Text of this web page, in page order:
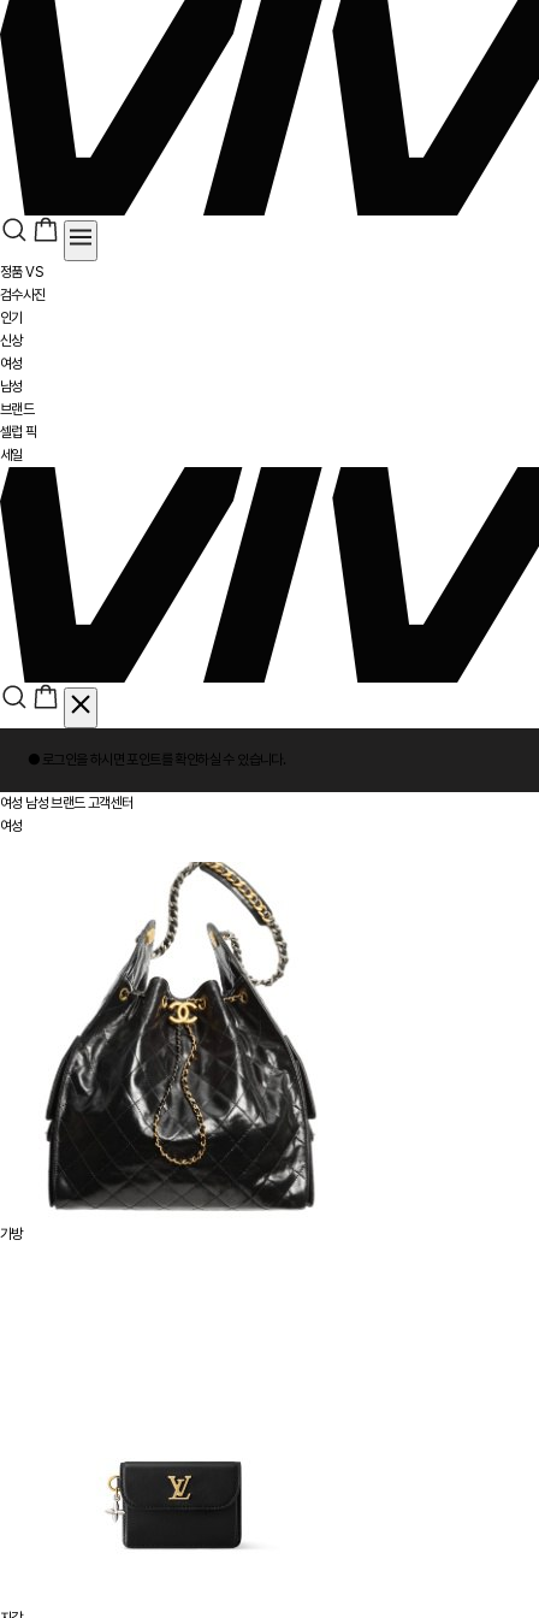
정품 VS
검수사진
인기
신상
여성
남성
브랜드
셀럽 픽
세일
그
인
● 로그인을 하시면 포인트 를 확인하실 수 있습니다.
여성 남성 브랜드 고객센터
여성
가방